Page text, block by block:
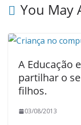
You May
A Educação
partilhar o
filhos.
03/08/2013